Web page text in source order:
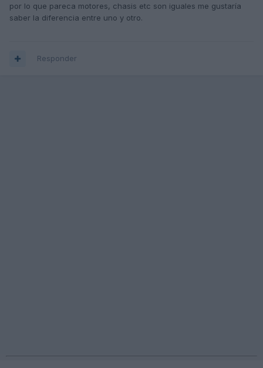
por lo que pareca motores, chasis etc son iguales me gustaría
saber la diferencia entre uno y otro.
Responder